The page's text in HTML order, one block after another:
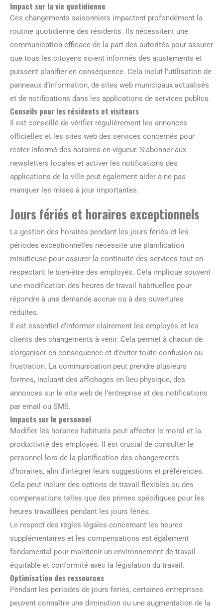
Impact sur la vie quotidienne
Ces changements saisonniers impactent profondément la
routine quotidienne des résidents. Ils nécessitent une
communication efficace de la part des autorités pour assurer
que tous les citoyens soient informés des ajustements et
puissent planifier en conséquence. Cela inclut l’utilisation de
panneaux d’information, de sites web municipaux actualisés
et de notifications dans les applications de services publics.
Conseils pour les résidents et visiteurs
Il est conseillé de vérifier régulièrement les annonces
officielles et les sites web des services concernés pour
rester informé des horaires en vigueur. S’abonner aux
newsletters locales et activer les notifications des
applications de la ville peut également aider à ne pas
manquer les mises à jour importantes.
Jours fériés et horaires exceptionnels
La gestion des horaires pendant les jours fériés et les
périodes exceptionnelles nécessite une planification
minutieuse pour assurer la continuité des services tout en
respectant le bien-être des employés. Cela implique souvent
une modification des heures de travail habituelles pour
répondre à une demande accrue ou à des ouvertures
réduites.
Il est essentiel d’informer clairement les employés et les
clients des changements à venir. Cela permet à chacun de
s’organiser en conséquence et d’éviter toute confusion ou
frustration. La communication peut prendre plusieurs
formes, incluant des affichages en lieu physique, des
annonces sur le site web de l’entreprise et des notifications
par email ou SMS.
Impacts sur le personnel
Modifier les horaires habituels peut affecter le moral et la
productivité des employés. Il est crucial de consulter le
personnel lors de la planification des changements
d’horaires, afin d’intégrer leurs suggestions et préférences.
Cela peut inclure des options de travail flexibles ou des
compensations telles que des primes spécifiques pour les
heures travaillées pendant les jours fériés.
Le respect des règles légales concernant les heures
supplémentaires et les compensations est également
fondamental pour maintenir un environnement de travail
équitable et conformité avec la législation du travail.
Optimisation des ressources
Pendant les périodes de jours fériés, certaines entreprises
peuvent connaître une diminution ou une augmentation de la